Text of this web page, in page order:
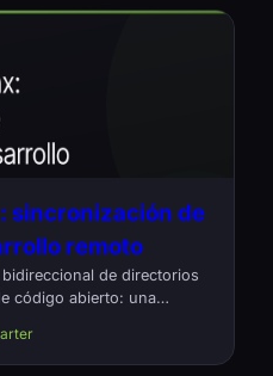
sincronización de
remoto
de directorios
código abierto: una
Escrito en Rust, un